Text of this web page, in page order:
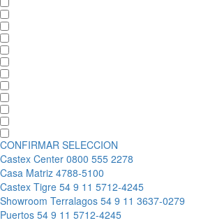
CONFIRMAR SELECCION
Castex Center 0800 555 2278
Casa Matriz 4788-5100
Castex Tigre 54 9 11 5712-4245
Showroom Terralagos 54 9 11 3637-0279
Puertos 54 9 11 5712-4245